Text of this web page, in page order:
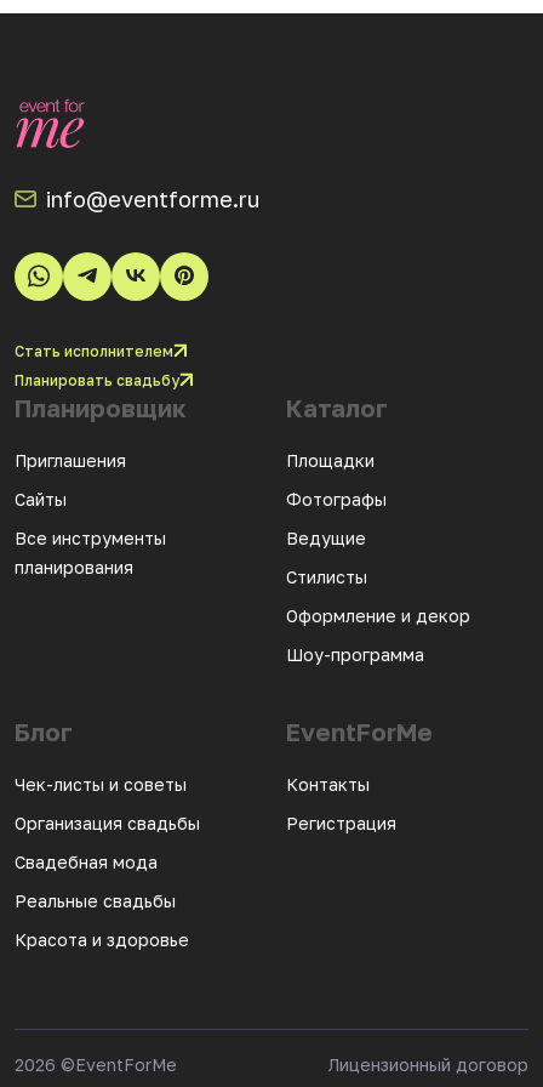
info@eventforme.ru
Стать исполнителем
Планировать свадьбу
Планировщик
Приглашения
Сайты
Все инструменты
планирования
Каталог
Площадки
Фотографы
Ведущие
Стилисты
Оформление и декор
Шоу-программа
Блог
Чек-листы и советы
Организация свадьбы
Свадебная мода
Реальные свадьбы
Красота и здоровье
EventForMe
Контакты
Регистрация
2026 ©EventForMe Лицензионный договор